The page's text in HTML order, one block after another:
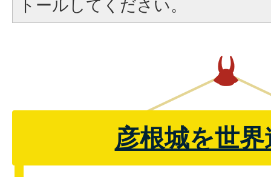
トールしてください。
彦根城を世